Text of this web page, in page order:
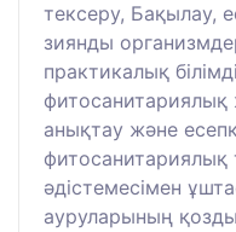
тексеру, Бақылау,
зиянды
практикалық
фитосанитариялық
анықтау және
фитосанитариялық
әдістемесімен
ауруларының